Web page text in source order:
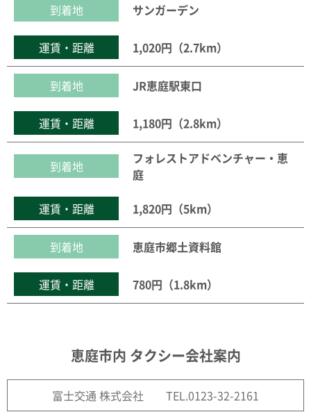
到着地 サンガーデン
運賃・距離 1,020円（2.7km）
到着地 JR恵庭駅東口
運賃・距離 1,180円（2.8km）
到着地
フォレストアドベンチャー・恵
庭
運賃・距離 1,820円（5km）
到着地 恵庭市郷土資料館
運賃・距離 780円（1.8km）
恵庭市内 タクシー会社案内
富士交通 株式会社 TEL.0123-32-2161